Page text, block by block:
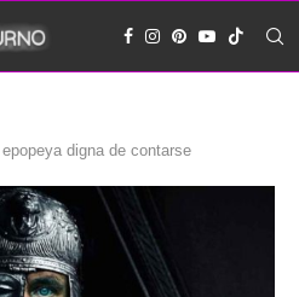
digna de contarse